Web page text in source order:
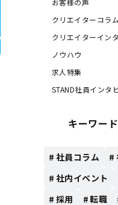
お客様の声
クリエイターコラム
クリエイターイン
ノウハウ
求人特集
STAND社員インタ
キーワード
社員コラム
社内イベント
採用
転職